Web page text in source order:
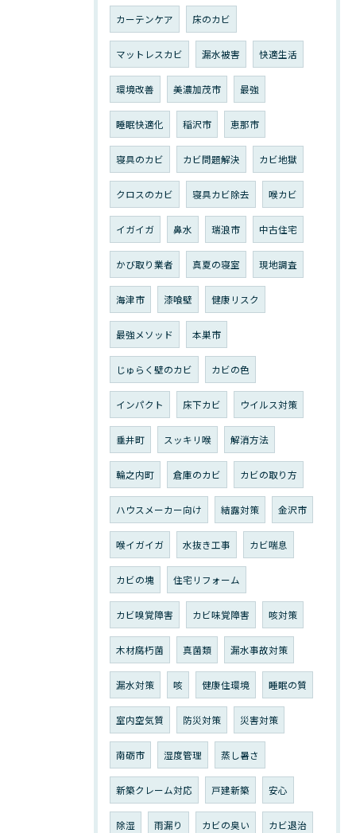
カーテンケア 床のカビ
マットレスカビ 漏水被害 快適生活
環境改善 美濃加茂市 最強
睡眠快適化 稲沢市 恵那市
寝具のカビ カビ問題解決 カビ地獄
クロスのカビ 寝具カビ除去 喉カビ
イガイガ 鼻水 瑞浪市 中古住宅
かび取り業者 真夏の寝室 現地調査
海津市 漆喰壁 健康リスク
最強メソッド 本巣市
じゅらく壁のカビ カビの色
インパクト 床下カビ ウイルス対策
垂井町 スッキリ喉 解消方法
輪之内町 倉庫のカビ カビの取り方
ハウスメーカー向け 結露対策 金沢市
喉イガイガ 水抜き工事 カビ喘息
カビの塊 住宅リフォーム
カビ嗅覚障害 カビ味覚障害 咳対策
木材腐朽菌 真菌類 漏水事故対策
漏水対策 咳 健康住環境 睡眠の質
室内空気質 防災対策 災害対策
南砺市 湿度管理 蒸し暑さ
新築クレーム対応 戸建新築 安心
除湿 雨漏り カビの臭い カビ退治